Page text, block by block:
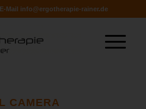
info@ergotherapie-rainer.de
CAMERA